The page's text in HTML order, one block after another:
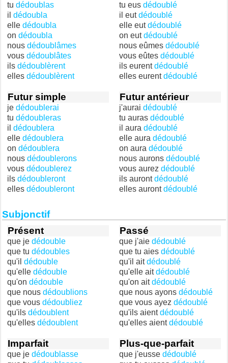
tu dédoublas
il dédoubla
elle dédoubla
on dédoubla
nous dédoublâmes
vous dédoublâtes
ils dédoublèrent
elles dédoublèrent
tu eus dédoublé
il eutdédoublé
elle eutdédoublé
on eutdédoublé
nous eûmes dédoublé
vous eûtes dédoublé
ils eurentdédoublé
elles eurentdédoublé
Futur simple
je dédoublerai
tu dédoubleras
il dédoublera
elle dédoublera
on dédoublera
nous dédoublerons
vous dédoublerez
ils dédoubleront
elles dédoubleront
Futur antérieur
j'aurai dédoublé
tu auras dédoublé
il aura dédoublé
elle aura dédoublé
on aura dédoublé
nous aurons dédoublé
vous aurez dédoublé
ils aurontdédoublé
elles aurontdédoublé
Subjonctif
Présent
que je dédouble
que tu dédoubles
qu'il dédouble
qu'elle dédouble
qu'on dédouble
que nous dédoublions
que vous dédoubliez
qu'ils dédoublent
qu'elles dédoublent
Passé
que j'aie dédoublé
que tu aies dédoublé
qu'il aitdédoublé
qu'elle aitdédoublé
qu'on aitdédoublé
que nous ayons dédoublé
que vous ayez dédoublé
qu'ils aientdédoublé
qu'elles aientdédoublé
Imparfait
que je dédoublasse
Plus-que-parfait
que j'eusse dédoublé